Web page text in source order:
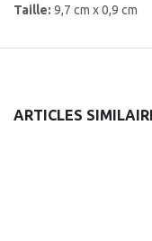
Taille: 9,7 cm x 0,9 cm
ARTICLES